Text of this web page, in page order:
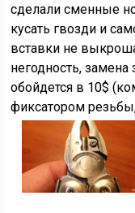
сделали сменные
кусать гвозди и
вставки не
негодность,
обойдется в 10$
фиксатором